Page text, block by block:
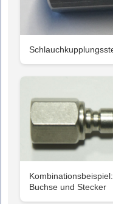
Buchse und Stecker